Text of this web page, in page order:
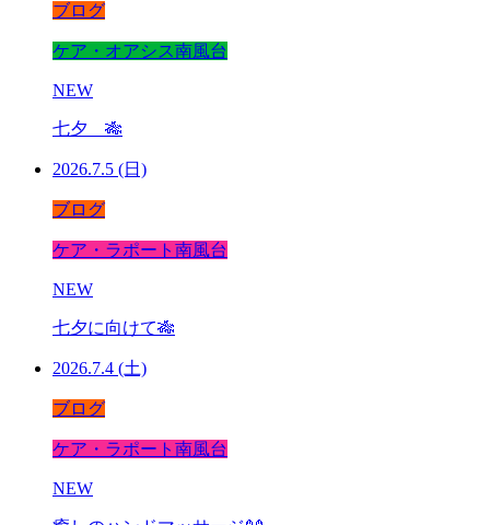
ブログ
ケア・オアシス南風台
NEW
七夕 🎋
2026.7.5 (日)
ブログ
ケア・ラポート南風台
NEW
七夕に向けて🎋
2026.7.4 (土)
ブログ
ケア・ラポート南風台
NEW